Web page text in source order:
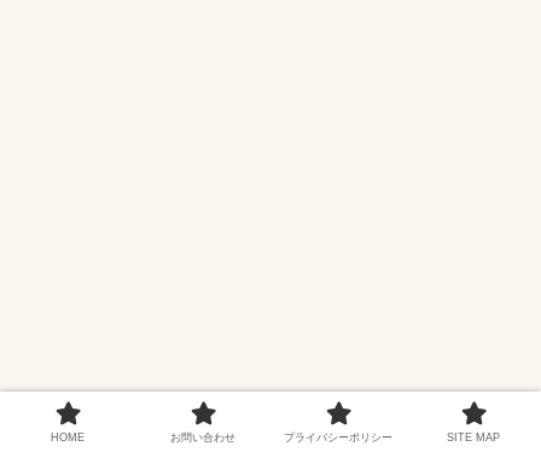
HOME お問い合わせ プライバシーポリシー SITE MAP